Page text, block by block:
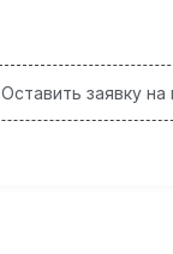
Оставить заявку на